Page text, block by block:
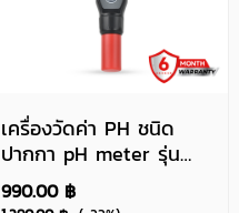
เครื่องวัดค่า PH ชนิด
ปากกา pH meter รุ่น
GM760
990.00 ฿